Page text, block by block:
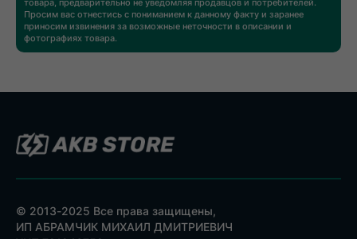
товара, предварительно не уведомляя продавцов и потребителей.
Просим вас отнестись с пониманием к данному факту и заранее
приносим извинения за возможные неточности в описании и
фотографиях товара.
© 2013-2025 Все права защищены,
ИП АБРАМЧИК МИХАИЛ ДМИТРИЕВИЧ